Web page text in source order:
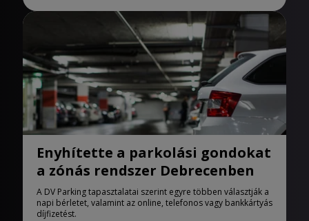
Enyhítette a parkolási gondokat
a zónás rendszer Debrecenben
A DV Parking tapasztalatai szerint egyre többen választják a
napi bérletet, valamint az online, telefonos vagy bankkártyás
díjfizetést.